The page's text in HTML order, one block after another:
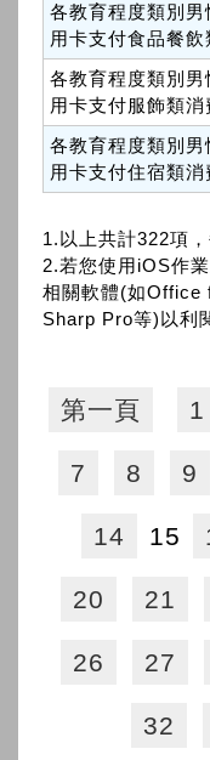
各教育程度類別
用卡支付食品餐
各教育程度類別
用卡支付服飾類
各教育程度類別
用卡支付住宿類
1.以上共計322項
2.若您使用iOS作
相關軟體(如
Sharp Pro等)以利
第一頁 1
7 8 9
14 15
20 21
26 27
32